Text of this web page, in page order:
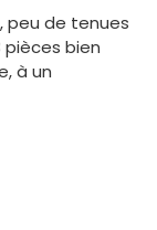
peu de tenues
bien
à un